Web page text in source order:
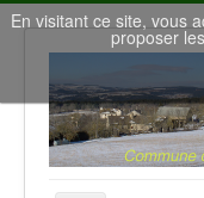
En visitant ce site, vous
proposer